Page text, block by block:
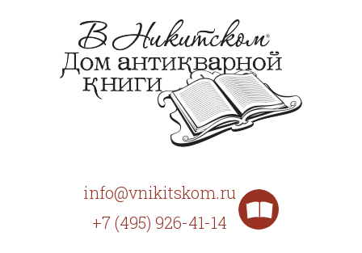
info@vnikitskom.ru
+7 (495) 926-41-14